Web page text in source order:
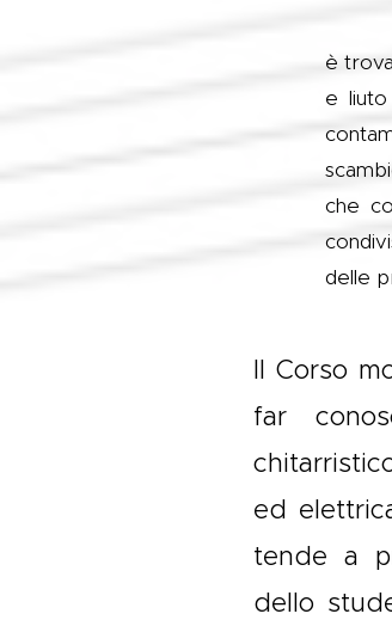
è
e
che
delle
Il Corso
far
ed
tende a
dello